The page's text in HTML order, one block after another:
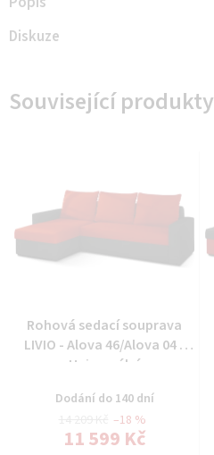
Diskuze
Související produkty
Rohová sedací souprava
LIVIO - Alova 46/Alova 04 -
Univerzální
Dodání do 140 dní
11 599 Kč
–18 %